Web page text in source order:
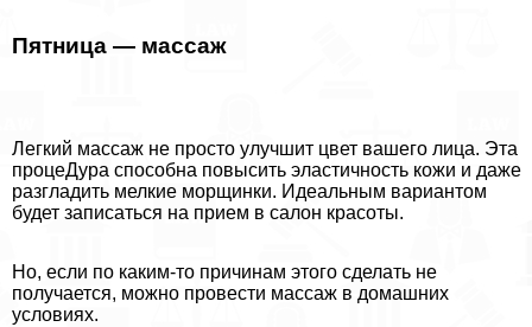
Пятница — массаж
Легкий массаж не просто улучшит цвет вашего лица. Эта
процеДypa способна повысить эластичность кожи и даже
разгладить мелкие морщинки. Идеальным вариантом
будет записаться на прием в салон красоты.
Но, если по каким-то причинам этого сделать не
получается, можно провести массаж в домашних
условиях.